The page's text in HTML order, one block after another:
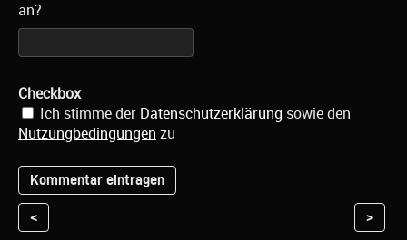
an?
Checkbox
Ich stimme der Datenschutzerklärung sowie den
Nutzungbedingungen zu
< >